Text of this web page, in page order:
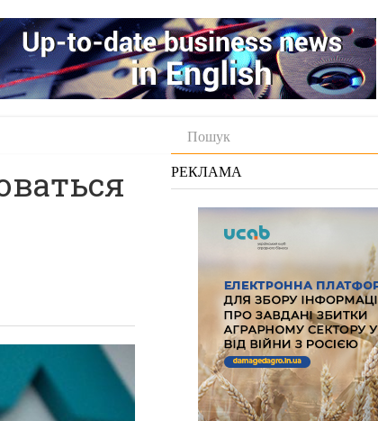
РЕКЛАМА